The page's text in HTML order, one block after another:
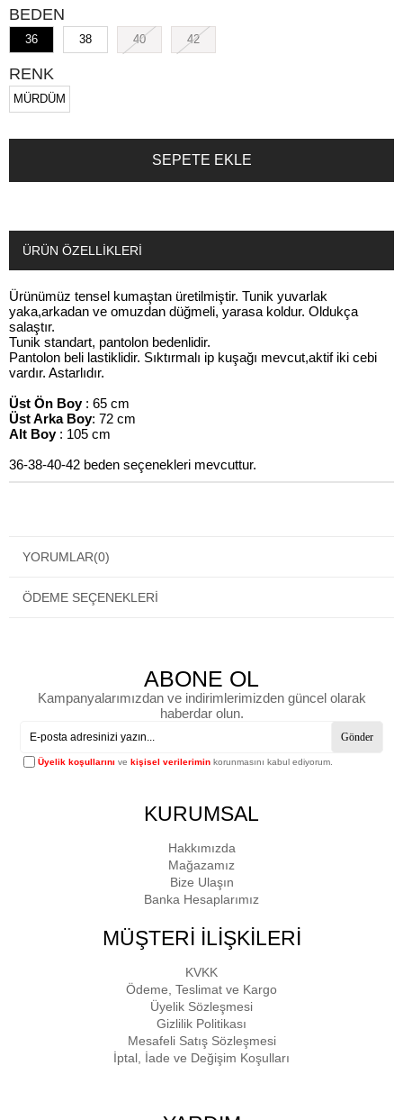
BEDEN
36 38 40 42
RENK
MÜRDÜM
ÜRÜN ÖZELLIKLERI
Ürünümüz tensel kumaştan üretilmiştir. Tunik yuvarlak
yaka,arkadan ve omuzdan düğmeli, yarasa koldur. Oldukça
salaştır.
Tunik standart, pantolon bedenlidir.
Pantolon beli lastiklidir. Sıktırmalı ip kuşağı mevcut,aktif iki cebi
vardır. Astarlıdır.
Üst Ön Boy : 65 cm
Üst Arka Boy: 72 cm
Alt Boy: 105 cm
36-38-40-42 beden seçenekleri mevcuttur.
YORUMLAR(0)
ÖDEME SEÇENEKLERI
ABONE OL
Kampanyalarımızdan ve indirimlerimizden güncel olarak
haberdar olun.
Gönder
Üyelik koşullarını vekişisel verilerimin korunmasını kabul ediyorum.
KURUMSAL
Hakkımızda
Mağazamız
Bize Ulaşın
Banka Hesaplarımız
MÜŞTERİ İLİŞKİLERİ
KVKK
Ödeme, Teslimat ve Kargo
Üyelik Sözleşmesi
Gizlilik Politikası
Mesafeli Satış Sözleşmesi
İptal, İade ve Değişim Koşulları